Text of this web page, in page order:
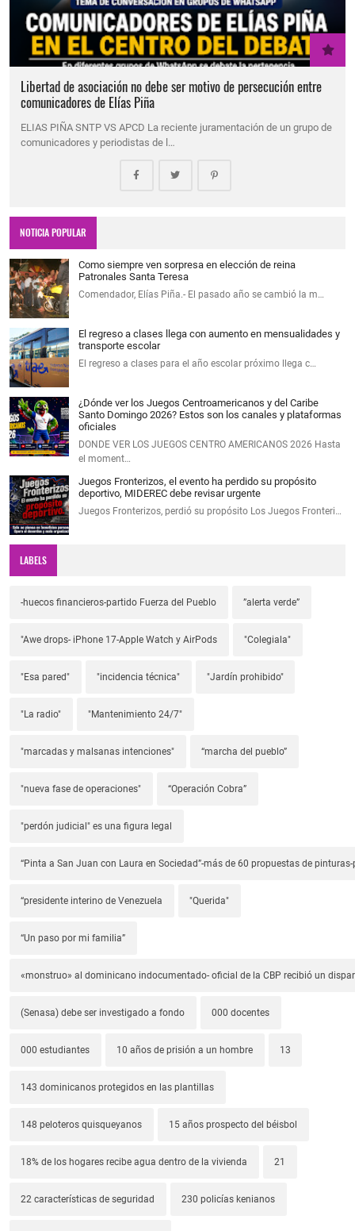
Libertad de asociación no debe ser motivo de persecución entre
comunicadores de Elías Piña
ELIAS PIÑA SNTP VS APCD La reciente juramentación de un grupo de
comunicadores y periodistas de l…
NOTICIA POPULAR
Como siempre ven sorpresa en elección de reina
Patronales Santa Teresa
Comendador, Elías Piña.- El pasado año se cambió la m…
El regreso a clases llega con aumento en mensualidades y
transporte escolar
El regreso a clases para el año escolar próximo llega c…
¿Dónde ver los Juegos Centroamericanos y del Caribe
Santo Domingo 2026? Estos son los canales y plataformas
oficiales
DONDE VER LOS JUEGOS CENTRO AMERICANOS 2026 Hasta
el moment…
Juegos Fronterizos, el evento ha perdido su propósito
deportivo, MIDEREC debe revisar urgente
Juegos Fronterizos, perdió su propósito Los Juegos Fronteri…
LABELS
-huecos financieros-partido Fuerza del Pueblo ”alerta verde”
"Awe drops- iPhone 17-Apple Watch y AirPods "Colegiala"
"Esa pared" "incidencia técnica" "Jardín prohibido"
"La radio" "Mantenimiento 24/7"
"marcadas y malsanas intenciones" “marcha del pueblo”
"nueva fase de operaciones" “Operación Cobra”
"perdón judicial" es una figura legal
“Pinta a San Juan con Laura en Sociedad”-más de 60 propuestas de
“presidente interino de Venezuela "Querida"
“Un paso por mi familia”
«monstruo» al dominicano indocumentado- oficial de la CBP recibió un
(Senasa) debe ser investigado a fondo 000 docentes
000 estudiantes 10 años de prisión a un hombre 13
143 dominicanos protegidos en las plantillas
148 peloteros quisqueyanos 15 años prospecto del béisbol
18% de los hogares recibe agua dentro de la vivienda 21
22 características de seguridad 230 policías kenianos